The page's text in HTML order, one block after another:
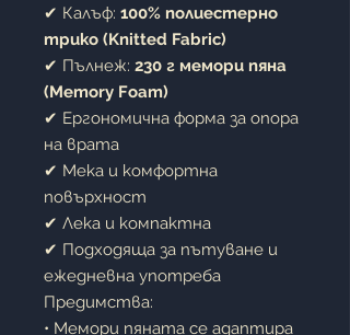
✔ Калъф: 100% полиестерно
трико (Knitted Fabric)
✔ Пълнеж: 230 г мемори пяна
(Memory Foam)
✔ Ергономична форма за опора
на врата
✔ Мека и комфортна
повърхност
✔ Лека и компактна
✔ Подходяща за пътуване и
ежедневна употреба
Предимства:
• Мемори пяната се адаптира